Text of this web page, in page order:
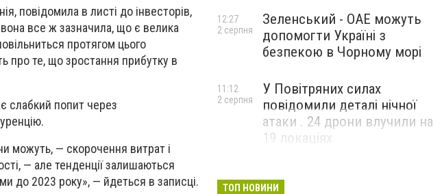
повідомила в листі до інвесторів,
все ж зазначила, що є велика
протягом цього
про те, що зростання прибутку в
слабкий попит через
можуть, — скорочення витрат і
— але тенденції залишаються
до 2023 року», — йдеться в записці.
Зеленський - ОАЕ можуть
допомогти Україні з
безпекою в Чорному морі
12:27
2 серпня
У Повітряних силах
повідомили деталі нічної
атаки . 24 дрони влучили на
19 локаціях
11:12
2 серпня
ТОП НОВИНИ